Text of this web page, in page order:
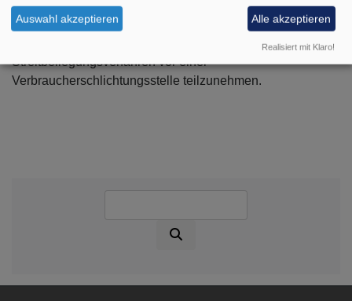
schlichtungs­stelle
Streitbeilegungsverfahren vor einer
Verbraucherschlichtungsstelle teilzunehmen.
Auswahl akzeptieren Alle akzeptieren
Realisiert mit Klaro!